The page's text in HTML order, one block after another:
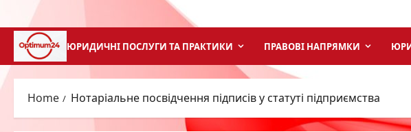
to
content
ЮРИДИЧНІ ПОСЛУГИ ТА ПРАКТИКИ ПРАВОВІ НАПРЯМКИ
Home Нотаріальне посвідчення підписів у статуті підприємства